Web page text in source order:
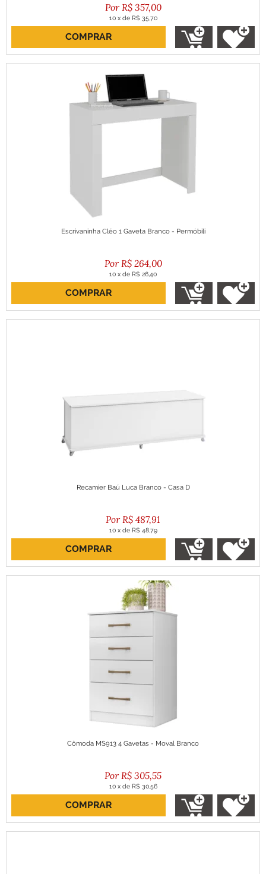
R$ 357,00
10 x de R$ 35,70
ou R$ 321,30 no boleto
COMPRAR
Escrivaninha Cléo 1 Gaveta Branco - Permóbili
R$ 264,00
10 x de R$ 26,40
ou R$ 237,60 no boleto
COMPRAR
Recamier Baú Luca Branco - Casa D
R$ 487,91
10 x de R$ 48,79
ou R$ 439,12 no boleto
COMPRAR
Cômoda MS913 4 Gavetas - Moval Branco
R$ 305,55
10 x de R$ 30,56
ou R$ 275,00 no boleto
COMPRAR